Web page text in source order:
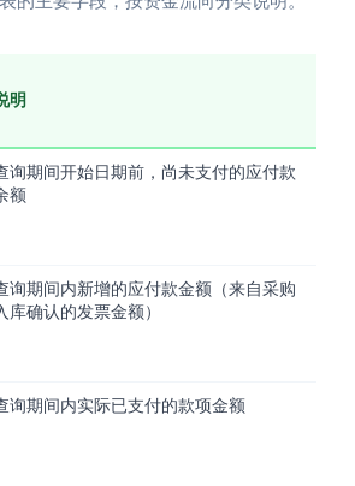
明
询期间开始日期前，尚未支付的应付款
额
询期间内新增的应付款金额（来自采购
库确认的发票金额）
询期间内实际已支付的款项金额